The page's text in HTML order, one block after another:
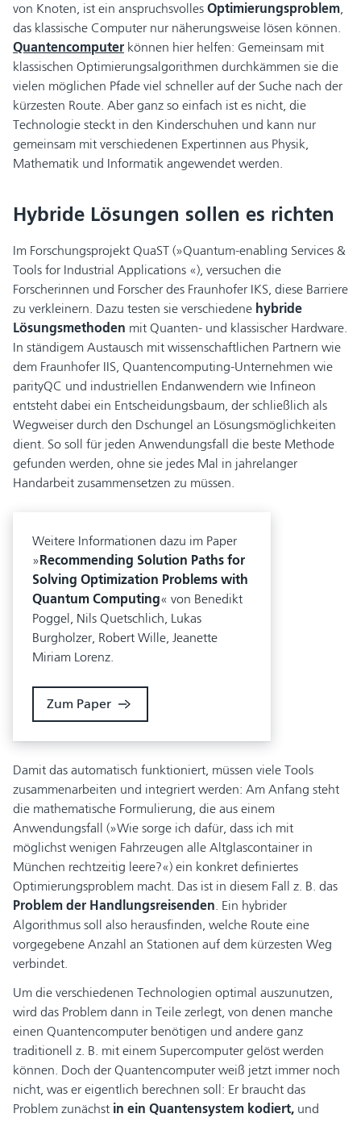
von Knoten, ist ein anspruchsvolles Optimierungsproblem,
das klassische Computer nur näherungsweise lösen können.
Quantencomputer können hier helfen: Gemeinsam mit
klassischen Optimierungsalgorithmen durchkämmen sie die
vielen möglichen Pfade viel schneller auf der Suche nach der
kürzesten Route. Aber ganz so einfach ist es nicht, die
Technologie steckt in den Kinderschuhen und kann nur
gemeinsam mit verschiedenen Expertinnen aus Physik,
Mathematik und Informatik angewendet werden.
Hybride Lösungen sollen es richten
Im Forschungsprojekt QuaST (»Quantum-enabling Services &
Tools for Industrial Applications «), versuchen die
Forscherinnen und Forscher des Fraunhofer IKS, diese Barriere
zu verkleinern. Dazu testen sie verschiedene hybride
Lösungsmethoden mit Quanten- und klassischer Hardware.
In ständigem Austausch mit wissenschaftlichen Partnern wie
dem Fraunhofer IIS, Quantencomputing-Unternehmen wie
parityQC und industriellen Endanwendern wie Infineon
entsteht dabei ein Entscheidungsbaum, der schließlich als
Wegweiser durch den Dschungel an Lösungsmöglichkeiten
dient. So soll für jeden Anwendungsfall die beste Methode
gefunden werden, ohne sie jedes Mal in jahrelanger
Handarbeit zusammensetzen zu müssen.
Weitere Informationen dazu im Paper
»Recommending Solution Paths for
Solving Optimization Problems with
Quantum Computing« von Benedikt
Poggel, Nils Quetschlich, Lukas
Burgholzer, Robert Wille, Jeanette
Miriam Lorenz.
Zum Paper
Damit das automatisch funktioniert, müssen viele Tools
zusammenarbeiten und integriert werden: Am Anfang steht
die mathematische Formulierung, die aus einem
Anwendungsfall (»Wie sorge ich dafür, dass ich mit
möglichst wenigen Fahrzeugen alle Altglascontainer in
München rechtzeitig leere?«) ein konkret definiertes
Optimierungsproblem macht. Das ist in diesem Fall z. B. das
Problem der Handlungsreisenden. Ein hybrider
Algorithmus soll also herausfinden, welche Route eine
vorgegebene Anzahl an Stationen auf dem kürzesten Weg
verbindet.
Um die verschiedenen Technologien optimal auszunutzen,
wird das Problem dann in Teile zerlegt, von denen manche
einen Quantencomputer benötigen und andere ganz
traditionell z. B. mit einem Supercomputer gelöst werden
können. Doch der Quantencomputer weiß jetzt immer noch
nicht, was er eigentlich berechnen soll: Er braucht das
Problem zunächst in ein Quantensystem kodiert, und